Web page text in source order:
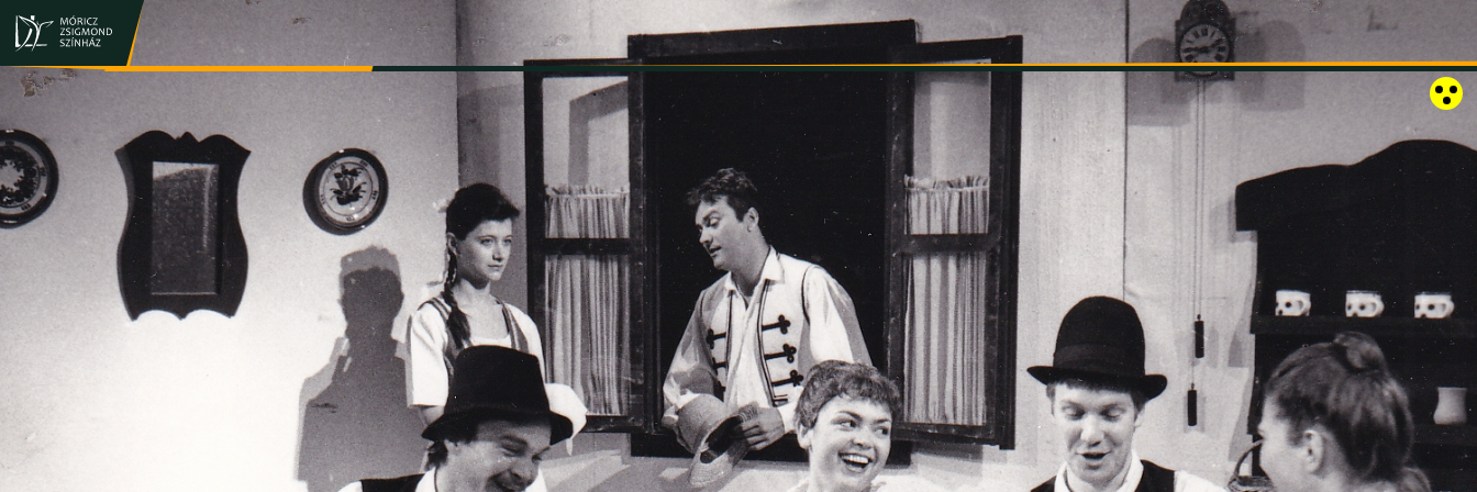
JEGY- ÉS BÉRLETVÁSÁRLÁS ELŐADÁSOK INFORMÁCIÓK SZÍNHÁZ TÁRSULAT GALÉRIA RÓZSAKERT SZABADTÉRI SZÍNPAD KAPCSOLAT EN